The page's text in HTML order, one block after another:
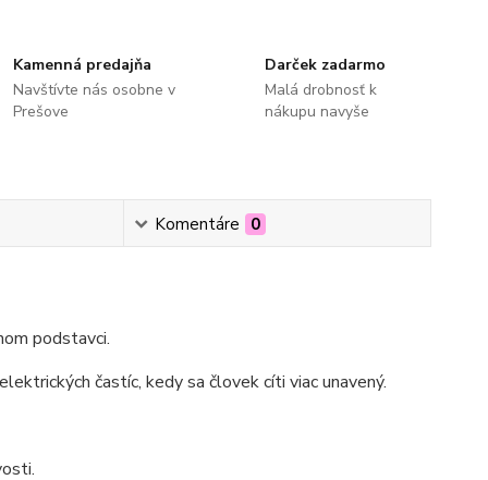
Kamenná predajňa
Navštívte nás osobne v
Prešove
Darček zadarmo
Malá drobnosť k
nákupu navyše
Komentáre 0
podstavci.
častíc, kedy sa človek cíti viac unavený.